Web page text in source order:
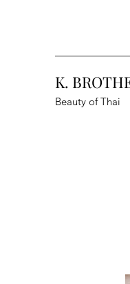
K.
Beauty of Thai